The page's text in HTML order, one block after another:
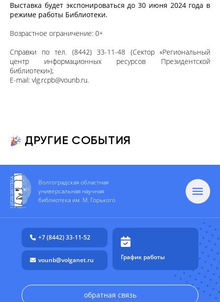
Выставка будет экспонироваться до 30 июня 2024 года в
режиме работы Библиотеки.
Возрастное ограничение: 0+
Справки по тел. (8442) 33-11-48 (Сектор «Региональный
центр информационных ресурсов Президентской
библиотеки»);
E-mail: vlg.rcpb@vounb.ru.
ДРУГИЕ СОБЫТИЯ
Волгоградская областная
универсальная научная
библиотека им. М. Горького
+7 (8442) 33-11-52
vounb@volganet.ru График работы
обратная связь